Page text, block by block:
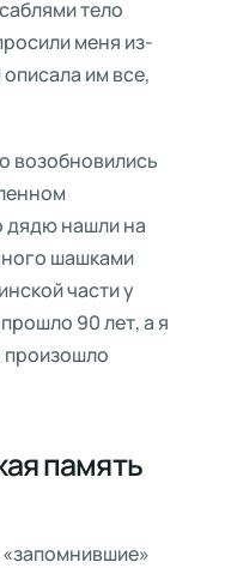
тело
меня из-
им все,
возобновились
дядю нашли на
шашками
части у
90 лет, а я
произошло
память
«запомнившие»